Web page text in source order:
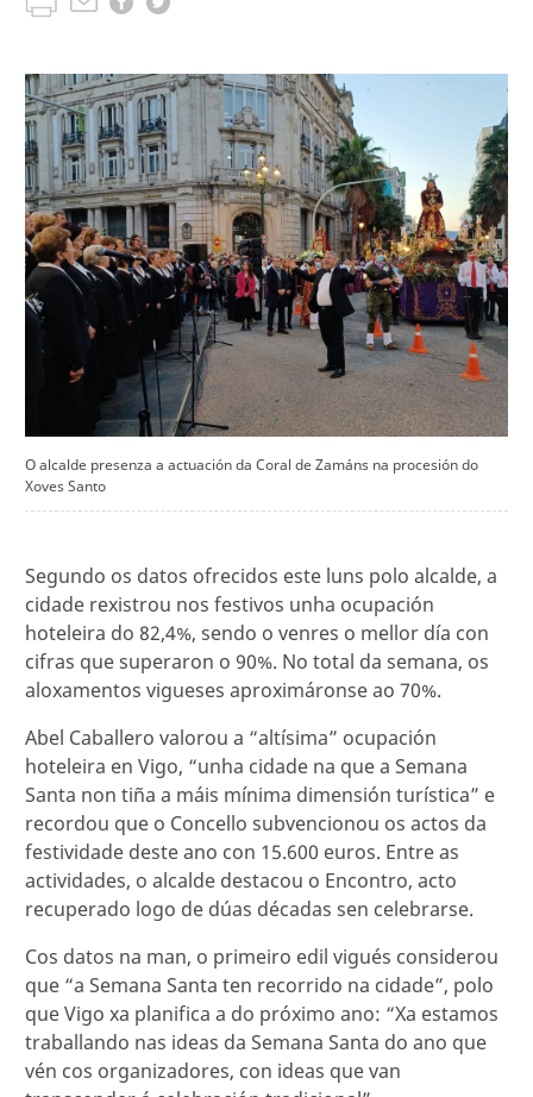
O alcalde presenza a actuación da Coral de Zamáns na procesión do
Xoves Santo
Segundo os datos ofrecidos este luns polo alcalde, a
cidade rexistrou nos festivos unha ocupación
hoteleira do 82,4%, sendo o venres o mellor día con
cifras que superaron o 90%. No total da semana, os
aloxamentos vigueses aproximáronse ao 70%.
Abel Caballero valorou a “altísima” ocupación
hoteleira en Vigo, “unha cidade na que a Semana
Santa non tiña a máis mínima dimensión turística” e
recordou que o Concello subvencionou os actos da
festividade deste ano con 15.600 euros. Entre as
actividades, o alcalde destacou o Encontro, acto
recuperado logo de dúas décadas sen celebrarse.
Cos datos na man, o primeiro edil vigués considerou
que “a Semana Santa ten recorrido na cidade”, polo
que Vigo xa planifica a do próximo ano: “Xa estamos
traballando nas ideas da Semana Santa do ano que
vén cos organizadores, con ideas que van